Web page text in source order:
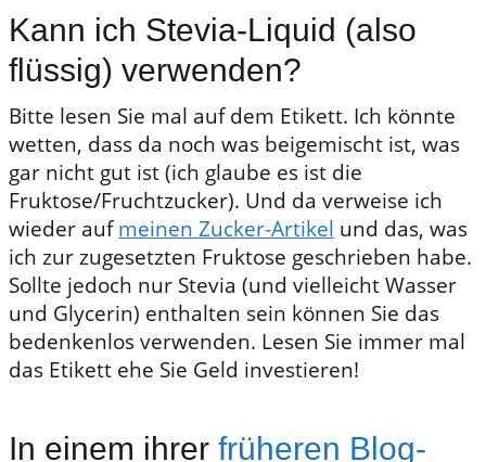
Kann ich Stevia-Liquid (also
flüssig) verwenden?
Bitte lesen Sie mal auf dem Etikett. Ich könnte
wetten, dass da noch was beigemischt ist, was
gar nicht gut ist (ich glaube es ist die
Fruktose/Fruchtzucker). Und da verweise ich
wieder aufmeinen Zucker-Artikel und das, was
ich zur zugesetzten Fruktose geschrieben habe.
Sollte jedoch nur Stevia (und vielleicht Wasser
und Glycerin) enthalten sein können Sie das
bedenkenlos verwenden. Lesen Sie immer mal
das Etikett ehe Sie Geld investieren!
In einem ihrer früheren Blog-